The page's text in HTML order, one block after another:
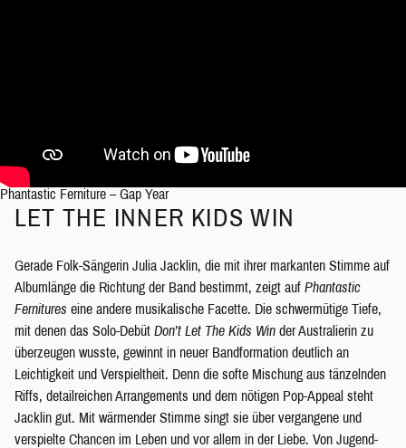
Phantastic Ferniture – Gap Year
LET THE INNER KIDS WIN
Gerade Folk-Sängerin Julia Jacklin, die mit ihrer markanten Stimme auf
Albumlänge die Richtung der Band bestimmt, zeigt auf Phantastic
Fernitures eine andere musikalische Facette. Die schwermütige Tiefe,
mit denen das Solo-Debüt Don’t Let The Kids Win der Australierin zu
überzeugen wusste, gewinnt in neuer Bandformation deutlich an
Leichtigkeit und Verspieltheit. Denn die softe Mischung aus tänzelnden
Riffs, detailreichen Arrangements und dem nötigen Pop-Appeal steht
Jacklin gut. Mit wärmender Stimme singt sie über vergangene und
verspielte Chancen im Leben und vor allem in der Liebe. Von Jugend-